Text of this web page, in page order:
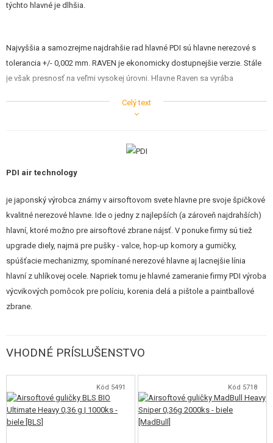
REKLAMNÉ PREDMETY
NOVÝ TOVAR
týchto hlavné je dlhšia.
Najvyššia a samozrejme najdrahšie rad hlavné PDI sú hlavne nerezové s
tolerancia +/- 0,002 mm. RAVEN je ekonomicky dostupnejšie verzie. Stále
je však presnosť na veľmi vysokej úrovni. Hlavne Raven sa vyrába
technológia studeného kovanie, ktorá sa používa aj na výrobu hlavnej
valca, ako je SR25M, PSG1, alebo SVD. Možno ich použiť aj na pušky, ale
iba v kombinácii s komorou, ktorá umožňuje použitie hlavne elektrických
zbraní. V prípade otázok kontaktuje nášho technika.
Vnútorný priemer: 6,01mm
Tolerancia: ± 0.007mm
Vhodná gumička: klasická pre elektrické airsoftové zbrane.
PDI Co., Ltd je japonská spoločnosť založená roku 1991. Je jedným z
Celý text
PDI air technology
je japonský výrobca známy v airsoftovom svete hlavne pre svoje špičkové
kvalitné nerezové hlavne. Ide o jedny z najlepších (a zároveň najdrahších)
hlavní, ktoré možno pre airsoftové zbrane nájsť. V ponuke firmy sú tiež
upgrade diely, najmä pre pušky - valce, hop-up komory a gumičky,
spúšťacie mechanizmy, spomínané nerezové hlavne aj lacnejšie línia
hlavní z uhlíkovej ocele. Napriek tomu je hlavné zameranie firmy PDI výroba
výcvikových pomôcok pre políciu, korenia delá a pištole a paintballové
zbrane.
VHODNÉ PRÍSLUŠENSTVO
Kód 5491 Kód 5718